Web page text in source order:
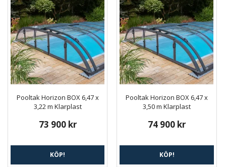
Pooltak Horizon BOX 6,47 x
3,22 m Klarplast
73 900 kr
KÖP!
Pooltak Horizon BOX 6,47 x
3,50 m Klarplast
74 900 kr
KÖP!